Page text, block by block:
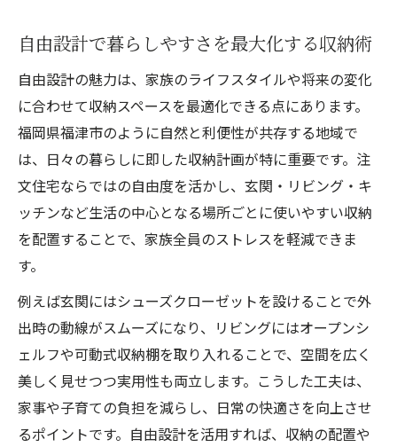
自由設計で暮らしやすさを最大化する収納術
自由設計の魅力は、家族のライフスタイルや将来の変化
に合わせて収納スペースを最適化できる点にあります。
福岡県福津市のように自然と利便性が共存する地域で
は、日々の暮らしに即した収納計画が特に重要です。注
文住宅ならではの自由度を活かし、玄関・リビング・キ
ッチンなど生活の中心となる場所ごとに使いやすい収納
を配置することで、家族全員のストレスを軽減できま
す。
例えば玄関にはシューズクローゼットを設けることで外
出時の動線がスムーズになり、リビングにはオープンシ
ェルフや可動式収納棚を取り入れることで、空間を広く
美しく見せつつ実用性も両立します。こうした工夫は、
家事や子育ての負担を減らし、日常の快適さを向上させ
るポイントです。自由設計を活用すれば、収納の配置や